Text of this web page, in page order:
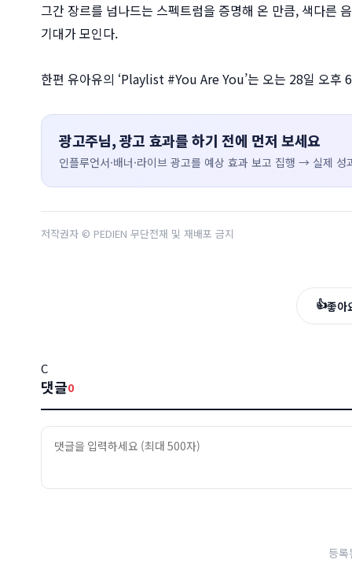
그간 장르를 넘나드는 스펙트럼을 증명해 온 만큼, 색다른
기대가 모인다.
한편 유아유의 ‘Playlist #You Are You’는 오는 28일 오후
광고주님, 광고 효과를 하기 전에 먼저 보세요
인플루언서·배너·라이브 광고를 예상 효과 보고 집행 → 실제 성
저작권자 © PEDIEN 무단전재 및 재배포 금지
👍좋아
C
댓글0
등